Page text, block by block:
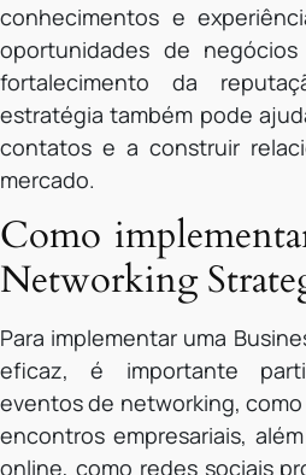
conhecimentos e
oportunidades de
fortalecimento da
estratégia também pode
contatos e a construir
mercado.
Como
Networking
Para implementar uma
eficaz, é importante
eventos de networking,
encontros empresariais,
online, como redes sociais